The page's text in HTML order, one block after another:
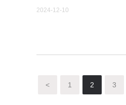
2024-12-10
< 1 2 3